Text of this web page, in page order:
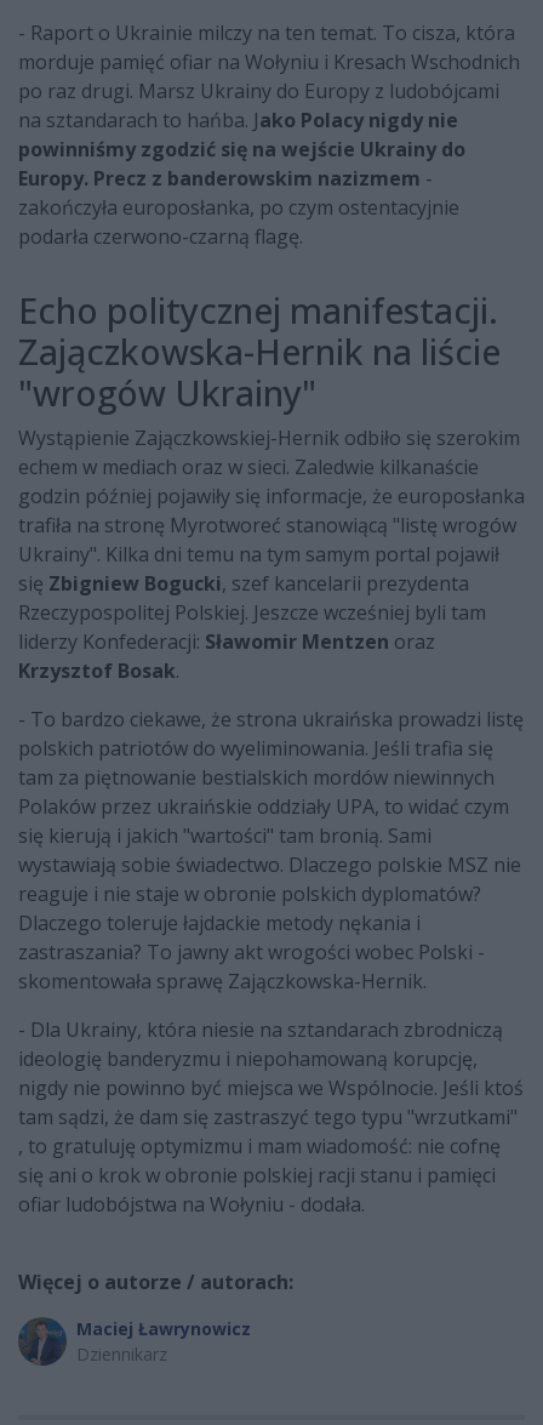
- Raport o Ukrainie milczy na ten temat. To cisza, która
morduje pamięć ofiar na Wołyniu i Kresach Wschodnich
po raz drugi. Marsz Ukrainy do Europy z ludobójcami
na sztandarach to hańba. Jako Polacy nigdy nie
powinniśmy zgodzić się na wejście Ukrainy do
Europy. Precz z banderowskim nazizmem -
zakończyła europosłanka, po czym ostentacyjnie
podarła czerwono-czarną flagę.
Echo politycznej manifestacji.
Zajączkowska-Hernik na liście
"wrogów Ukrainy"
Wystąpienie Zajączkowskiej-Hernik odbiło się szerokim
echem w mediach oraz w sieci. Zaledwie kilkanaście
godzin później pojawiły się informacje, że europosłanka
trafiła na stronę Myrotworeć stanowiącą "listę wrogów
Ukrainy". Kilka dni temu na tym samym portal pojawił
się Zbigniew Bogucki, szef kancelarii prezydenta
Rzeczypospolitej Polskiej. Jeszcze wcześniej byli tam
liderzy Konfederacji: Sławomir Mentzen oraz
Krzysztof Bosak.
- To bardzo ciekawe, że strona ukraińska prowadzi listę
polskich patriotów do wyeliminowania. Jeśli trafia się
tam za piętnowanie bestialskich mordów niewinnych
Polaków przez ukraińskie oddziały UPA, to widać czym
się kierują i jakich "wartości" tam bronią. Sami
wystawiają sobie świadectwo. Dlaczego polskie MSZ nie
reaguje i nie staje w obronie polskich dyplomatów?
Dlaczego toleruje łajdackie metody nękania i
zastraszania? To jawny akt wrogości wobec Polski -
skomentowała sprawę Zajączkowska-Hernik.
- Dla Ukrainy, która niesie na sztandarach zbrodniczą
ideologię banderyzmu i niepohamowaną korupcję,
nigdy nie powinno być miejsca we Wspólnocie. Jeśli ktoś
tam sądzi, że dam się zastraszyć tego typu "wrzutkami"
, to gratuluję optymizmu i mam wiadomość: nie cofnę
się ani o krok w obronie polskiej racji stanu i pamięci
ofiar ludobójstwa na Wołyniu - dodała.
Więcej o autorze / autorach:
Maciej Ławrynowicz
Dziennikarz